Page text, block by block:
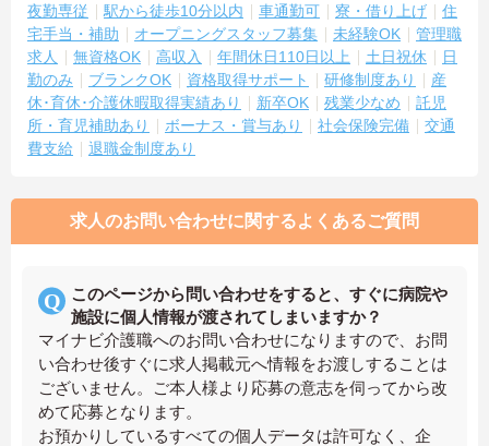
夜勤専従 駅から徒歩10分以内 車通勤可 寮・借り上げ
住
宅手当・補助
オープニングスタッフ募集 未経験OK
管理職
求人
無資格OK 高収入 年間休日110日以上 土日祝休
日
勤のみ
ブランクOK 資格取得サポート 研修制度あり
産
休･育休･介護休暇取得実績あり
新卒OK 残業少なめ
託児
所・育児補助あり
ボーナス・賞与あり 社会保険完備
交通
費支給
退職金制度あり
求人のお問い合わせに関するよくあるご質問
このページから問い合わせをすると、すぐに病院や
施設に個人情報が渡されてしまいますか？
マイナビ介護職へのお問い合わせになりますので、お問
い合わせ後すぐに求人掲載元へ情報をお渡しすることは
ございません。ご本人様より応募の意志を伺ってから改
めて応募となります。
お預かりしているすべての個人データは許可なく、企